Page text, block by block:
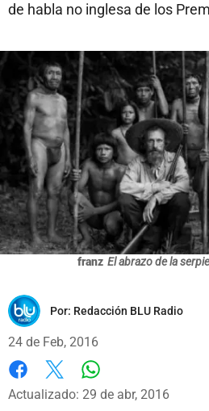
de habla no inglesa de los
franz El abrazo de la
Por: Redacción BLU Radio
24 de Feb, 2016
Facebook
X
Actualizado: 29 de abr, 2016